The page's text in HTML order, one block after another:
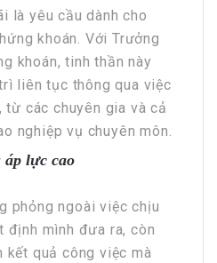
là yêu cầu dành cho
khoán. Với Trưởng
khoán, tinh thần này
liên tục thông qua việc
các chuyên gia và cả
nghiệp vụ chuyên môn.
áp lực cao
phỏng ngoài việc chịu
định mình đưa ra, còn
kết quả công việc mà